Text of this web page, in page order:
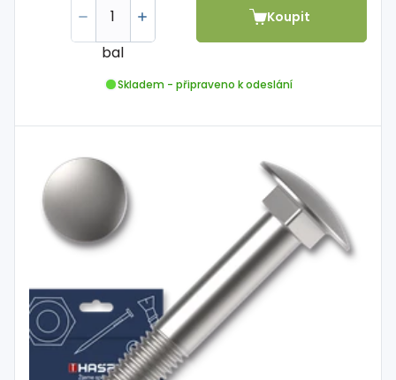
bal
Koupit
Skladem - připraveno k odeslání